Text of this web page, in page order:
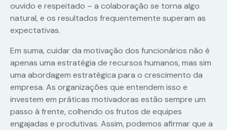
ouvido e respeitado – a colaboração se torna algo
natural, e os resultados frequentemente superam as
expectativas.
Em suma, cuidar da motivação dos funcionários não é
apenas uma estratégia de recursos humanos, mas sim
uma abordagem estratégica para o crescimento da
empresa. As organizações que entendem isso e
investem em práticas motivadoras estão sempre um
passo à frente, colhendo os frutos de equipes
engajadas e produtivas. Assim, podemos afirmar que a